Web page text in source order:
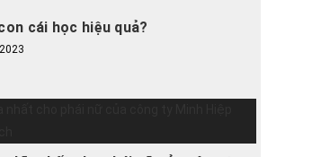
cái học hiệu quả?